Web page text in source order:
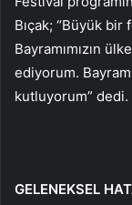
Bıçak; “Büyük bir
Bayramımızın
ediyorum.
kutluyorum” dedi.
GELENEKSEL